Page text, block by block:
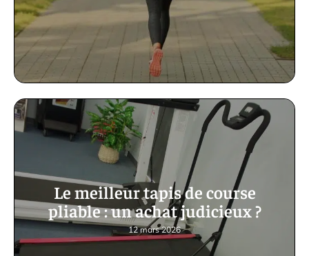
Le meilleur tapis de course
pliable : un achat judicieux ?
12 mars 2026